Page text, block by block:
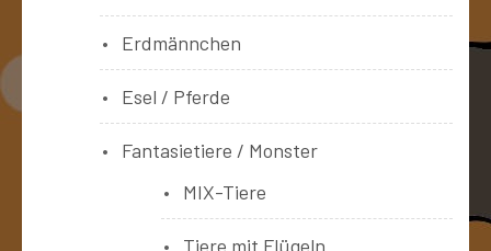
Erdmännchen
Esel / Pferde
Fantasietiere / Monster
MIX-Tiere
Tiere mit Flügeln